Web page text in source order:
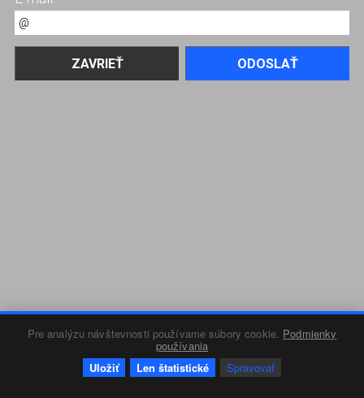
Pre analýzu návštevnosti používame súbory cookie. Podmienky
používania
Uložiť
Len štatistické Spravovať